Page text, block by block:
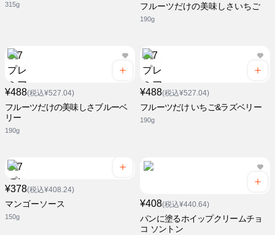
315g フルーツだけの美味しさいちご
190g
¥488(税込¥527.04)
フルーツだけの美味しさブルーベ
リー
190g
¥488(税込¥527.04)
フルーツだけ いちご&ラズベリー
190g
¥378(税込¥408.24)
マンゴーソース
150g
¥408(税込¥440.64)
パンに塗るホイップクリームチョ
コ ソントン